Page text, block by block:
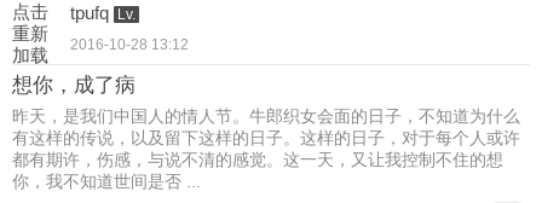
点击
重新
加载
tpufq
Lv.
2016-10-28 13:12
想你，成了病
昨天，是我们中国人的情人节。牛郎织女会面的日子，不知道为什么
有这样的传说，以及留下这样的日子。这样的日子，对于每个人或许
都有期许，伤感，与说不清的感觉。这一天，又让我控制不住的想
你，我不知道世间是否 ...